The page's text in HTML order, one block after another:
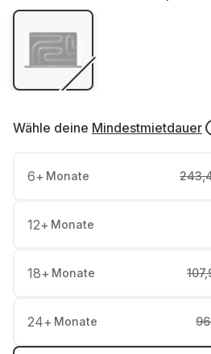
Wähle deine Mindestmietdauer
6+ Monate
12+ Monate
18+ Monate
24+ Monate